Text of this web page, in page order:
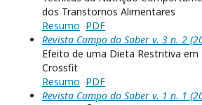
dos Transtornos Alimentares
Resumo PDF
Revista Campo do Saber v. 3 n. 2
Efeito de uma Dieta Restritiva em
Crossfit
Resumo PDF
Revista Campo do Saber v. 1 n. 1